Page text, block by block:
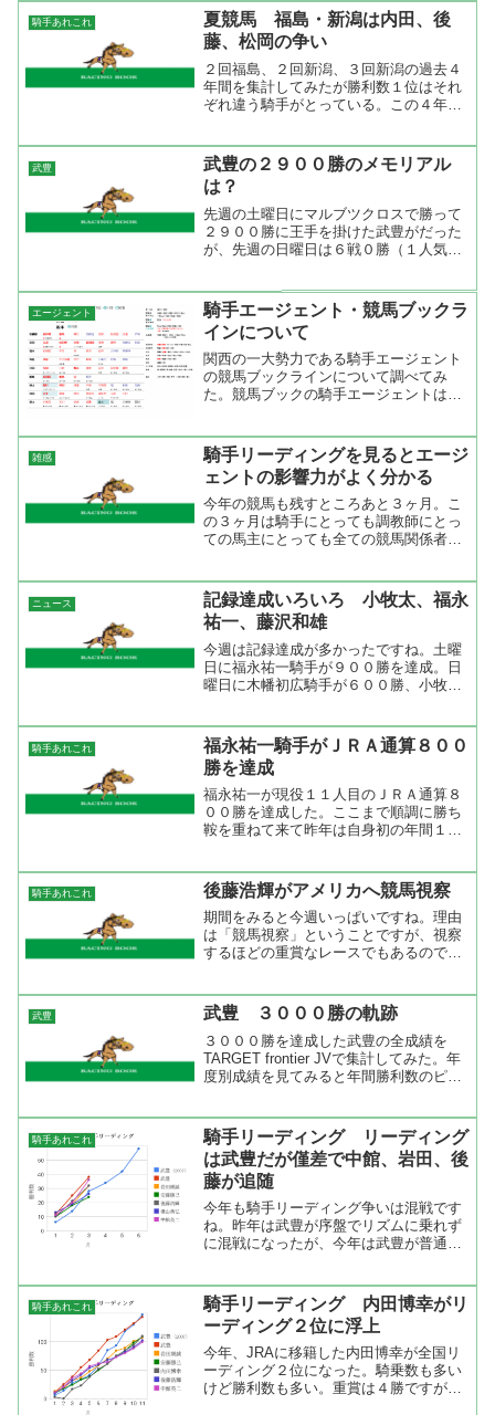
武豊だが２位後藤浩輝との差は２勝。昨
年は年明けが騎乗停止で３週...
騎手あれこれ
夏競馬 福島・新潟は内田、後
藤、松岡の争い
２回福島、２回新潟、３回新潟の過去４
年間を集計してみたが勝利数１位はそれ
ぞれ違う騎手がとっている。この４年間
ングになってもおかしくないと思ってい
るので、今年も活躍してく...
武豊
武豊の２９００勝のメモリアル
は？
先週の土曜日にマルブツクロスで勝って
２９００勝に王手を掛けた武豊がだった
が、先週の日曜日は６戦０勝（１人気３
ッシャーを感じる人ではないだろうしそ
ろそろと思っていたが、日...
エージェント
騎手エージェント・競馬ブックラ
インについて
関西の一大勢力である騎手エージェント
の競馬ブックラインについて調べてみ
た。競馬ブックの騎手エージェントは小
ージェントを務めるほど。この競馬ブッ
クラインの騎手の成績を見る...
雑感
騎手リーディングを見るとエージ
ェントの影響力がよく分かる
今年の競馬も残すところあと３ヶ月。こ
の３ヶ月は騎手にとっても調教師にとっ
ての馬主にとっても全ての競馬関係者に
を勝つかが重要になってくる。 今年こ
れまでの騎手リーディング...
ニュース
記録達成いろいろ 小牧太、福永
祐一、藤沢和雄
今週は記録達成が多かったですね。土曜
日に福永祐一騎手が９００勝を達成。日
曜日に木幡初広騎手が６００勝、小牧太
アグネスタキオン産駒が一番最初に年間
１００勝を達成した。記録...
騎手あれこれ
福永祐一騎手がＪＲＡ通算８００
勝を達成
福永祐一が現役１１人目のＪＲＡ通算８
００勝を達成した。ここまで順調に勝ち
鞍を重ねて来て昨年は自身初の年間１０
た北橋修二厩舎と瀬戸口勉厩舎で挙げて
いる。北橋修二師は今年春...
騎手あれこれ 後藤浩輝がアメリカへ競馬視察
期間をみると今週いっぱいですね。理由
は「競馬視察」ということですが、視察
するほどの重賞なレースでもあるのでし
でしょうか。 後藤 浩輝騎手 期 間
： ９月２４日（月）～...
武豊 武豊 ３０００勝の軌跡
３０００勝を達成した武豊の全成績を
TARGET frontier JVで集計してみた。年
度別成績を見てみると年間勝利数のピー
考えるとこの記録は破られないだろう
し、年間２...
騎手あれこれ
騎手リーディング リーディング
は武豊だが僅差で中館、岩田、後
藤が追随
今年も騎手リーディング争いは混戦です
ね。昨年は武豊が序盤でリズムに乗れず
に混戦になったが、今年は武豊が普通に
言ってもローカルの帝王中館英二が勝ち
まくっている。勝率では武...
騎手あれこれ
騎手リーディング 内田博幸がリ
ーディング２位に浮上
今年、JRAに移籍した内田博幸が全国リ
ーディング２位になった。騎乗数も多い
けど勝利数も多い。重賞は４勝ですが、